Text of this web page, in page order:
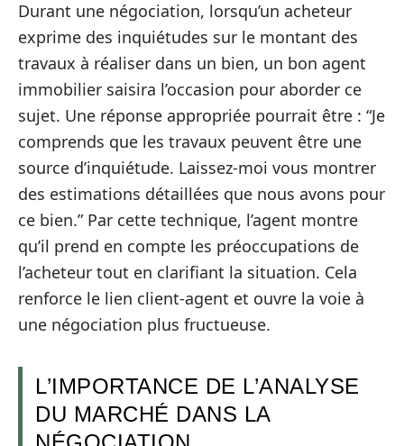
Durant une négociation, lorsqu’un acheteur
exprime des inquiétudes sur le montant des
travaux à réaliser dans un bien, un bon agent
immobilier saisira l’occasion pour aborder ce
sujet. Une réponse appropriée pourrait être : “Je
comprends que les travaux peuvent être une
source d’inquiétude. Laissez-moi vous montrer
des estimations détaillées que nous avons pour
ce bien.” Par cette technique, l’agent montre
qu’il prend en compte les préoccupations de
l’acheteur tout en clarifiant la situation. Cela
renforce le lien client-agent et ouvre la voie à
une négociation plus fructueuse.
L’IMPORTANCE DE L’ANALYSE
DU MARCHÉ DANS LA